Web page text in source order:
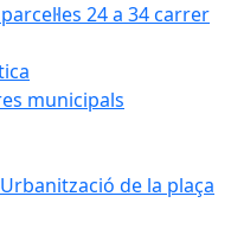
24 a 34 carrer
municipals
de la plaça